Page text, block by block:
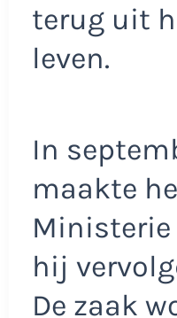
terug uit
leven.
In
maakte
hij
De zaak